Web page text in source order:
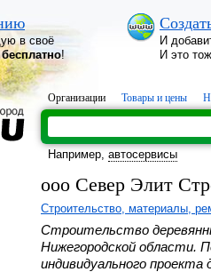
в своё
бесплатно!
И
И это
Организации Товары и цены
Например, автосервисы
ооо Север Элит
Строительство, материалы,
Строительство
Нижегородской области.
индивидуального